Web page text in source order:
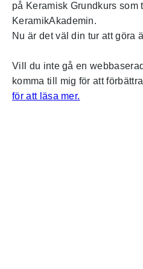
på Keramisk Grundkurs som
KeramikAkademin.
Nu är det väl din tur att göra
Vill du inte gå en
komma till mig för att
för att läsa mer.